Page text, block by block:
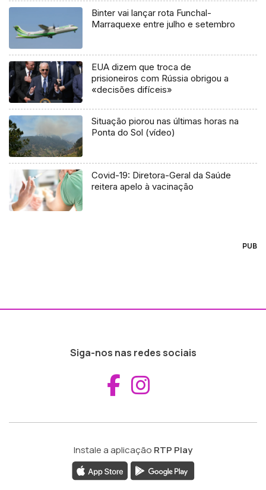
Binter vai lançar rota Funchal-
Marraquexe entre julho e setembro
EUA dizem que troca de
prisioneiros com Rússia obrigou a
«decisões difíceis»
Situação piorou nas últimas horas na
Ponta do Sol (vídeo)
Covid-19: Diretora-Geral da Saúde
reitera apelo à vacinação
PUB
Siga-nos nas redes sociais
Aceder ao
Instale a aplicação RTP Play